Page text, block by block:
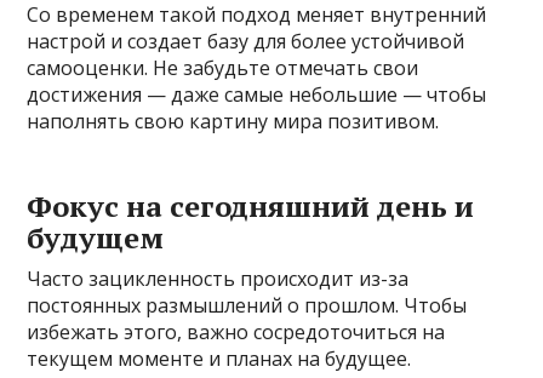
Со временем такой подход меняет внутренний
настрой и создает базу для более устойчивой
самооценки. Не забудьте отмечать свои
достижения — даже самые небольшие — чтобы
наполнять свою картину мира позитивом.
Фокус на сегодняшний день и
будущем
Часто зацикленность происходит из-за
постоянных размышлений о прошлом. Чтобы
избежать этого, важно сосредоточиться на
текущем моменте и планах на будущее.